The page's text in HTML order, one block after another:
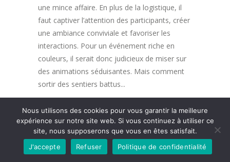
une mince affaire. En plus de la logistique, il
faut captiver l’attention des participants, créer
une ambiance conviviale et favoriser les
interactions. Pour un événement riche en
couleurs, il serait donc judicieux de miser sur
des animations séduisantes. Mais comment
sortir des sentiers battus...
Read More
Nous utilisons des cookies pour vous garantir la meilleure
expérience sur notre site web. Si vous continuez à utiliser ce
site, nous supposerons que vous en êtes satisfait.
J'accepte
Refuser Politique de confidentialité